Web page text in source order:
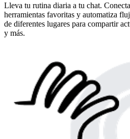
Lleva tu rutina diaria a tu chat.
herramientas favoritas y automatiza
de diferentes lugares para compartir
y más.